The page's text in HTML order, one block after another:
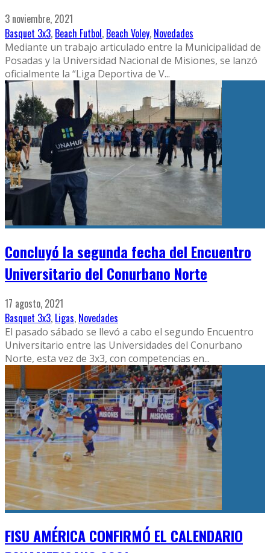
3 noviembre, 2021
Basquet 3x3, Beach Futbol, Beach Voley, Novedades
Mediante un trabajo articulado entre la Municipalidad de
Posadas y la Universidad Nacional de Misiones, se lanzó
oficialmente la “Liga Deportiva de V...
Concluyó la segunda fecha del Encuentro
Universitario del Conurbano Norte
17 agosto, 2021
Basquet 3x3, Ligas, Novedades
El pasado sábado se llevó a cabo el segundo Encuentro
Universitario entre las Universidades del Conurbano
Norte, esta vez de 3x3, con competencias en...
FISU AMÉRICA CONFIRMÓ EL CALENDARIO